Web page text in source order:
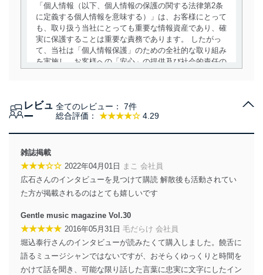
「個人情報（以下、個人情報の保護の関する法律第2条
に定義する個人情報を意味する）」は、お客様にとって
も、取り扱う当社にとっても重要な情報資産であり、確
実に保護することは重要な責務であります。 したがっ
て、当社は「個人情報保護」のための全社的な取り組み
を実施し、お客様への「安心」の提供及び社会的責任の
当社は、個人情報の取得・利用・提供に際して、その利
得・利用・提供を行います。また、当社が保有している
個人情報は、同意を得ずに目的外利用、第三者への提
供・開示は行いません。当社においてはこれらの取り組
みを確実にするため、従業者等の教育を徹底してまいり
ます。また、目的外利用を行わないために、適切な管理
法令遵守
当社は、個人情報に関連する法令、国が定める指針及び
その他の規範を遵守します。また、当社の管理の仕組み
に、これらの法令及びその他の規範を常に適合させま
レビュ
ー
総合評価： ★★★★☆ 4.29
全てのレビュー： 7件
雑誌掲載
★★★☆☆ 2022年04月01日 まこ 会社員
広石さんのインタビューを見つけて購読 解散後も活動されてい
た方が掲載されるのはとても嬉しいです
Gentle music magazine Vol.30
★★★★★ 2016年05月31日 毛だらけ 会社員
堀込泰行さんのインタビューが読みたくて購入しました。饒舌に
語るミュージシャンではないですが、おそらくゆっくりと時間を
かけて話を聞き、可能な限り話した言葉に忠実に文字にしたイン